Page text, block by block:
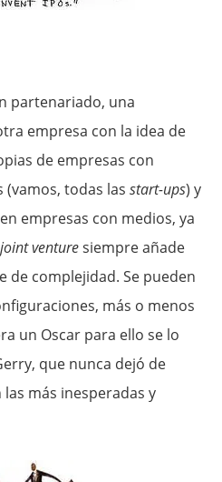
partenariado, una
empresa con la idea de
de empresas con
(vamos, todas lasstart-ups) y
empresas con medios, ya
joint venturesiempre añade
de complejidad. Se pueden
más o menos
un Oscar para ello se lo
que nunca dejó de
más inesperadas y